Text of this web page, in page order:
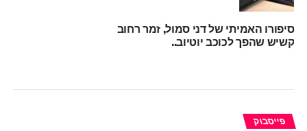
סיפורו האמיתי של דני סמול, זמר רחוב
קשיש שהפך לכוכב יוטיוב..
פייסבוק